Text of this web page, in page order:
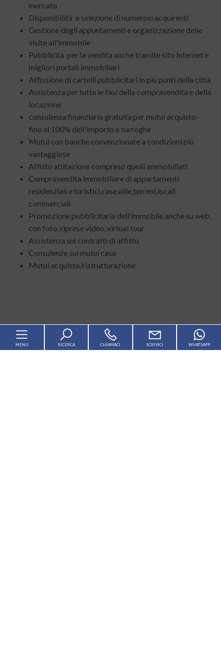
mercato
Disponibilità e selezione di numerosi acquirenti
Gestione degli appuntamenti e organizzazione delle
visite all'immobile
Pubblicità per la vendita anche tramite sito Internet e
migliori portali immobiliari
Affissione di cartelli pubblicitari in più punti della città
Assistenza per tutte le fasi della compravendita e della
locazione
consulenza finanziaria gratuita per mutui acquisto-
fino al 100% dell'importo e surroghe
Mutui con banche convenzionate a condizioni più
vantaggiose
Affitto abitazione compreso quelli ammobiliati
Compravendita immobiliare di appartamenti
residenziali e turistici,case,ville,terreni,locali
commerciali
Promozione pubblicitaria dell'immobile anche su web,
con foto, riprese video, virtual tour
Assistenza sui contratti di affitto
Consulenze sui mutui casa
Mutui acquisto/ristrutturazione
MENU RICERCA CHIAMACI SCRIVICI WHATSAPP